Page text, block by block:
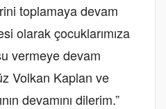
toplamaya devam
olarak çocuklarımıza
vermeye devam
Volkan Kaplan ve
devamını dilerim.”